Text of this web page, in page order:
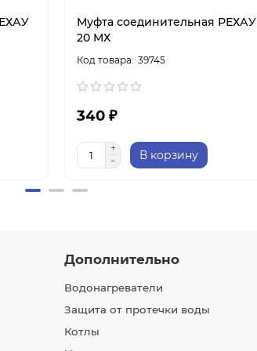
Муфта соединительная РЕХАУ
20 MX
39745
340 ₽
В корзину
Дополнительно
Водонагреватели
Защита от протечки воды
Котлы